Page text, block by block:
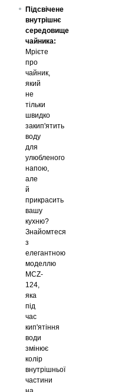
Підсвічене
внутрішнє
середовище
чайника:
Мрієте
про
чайник,
який
не
тільки
швидко
закип'ятить
воду
для
улюбленого
напою,
але
й
прикрасить
вашу
кухню?
Знайомтеся
з
елегантною
моделлю
MCZ-
124,
яка
під
час
кип'ятіння
води
змінює
колір
внутрішньої
частини